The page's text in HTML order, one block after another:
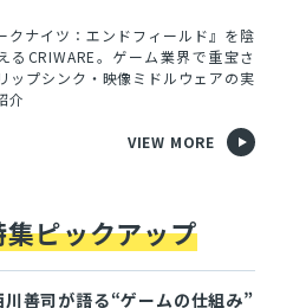
クナイツ：エンドフィールド』を陰
るCRIWARE。ゲーム業界で重宝さ
ップシンク・映像ミドルウェアの実
介
VIEW MORE
ピックアップ
川善司が語る“ゲームの仕組み”